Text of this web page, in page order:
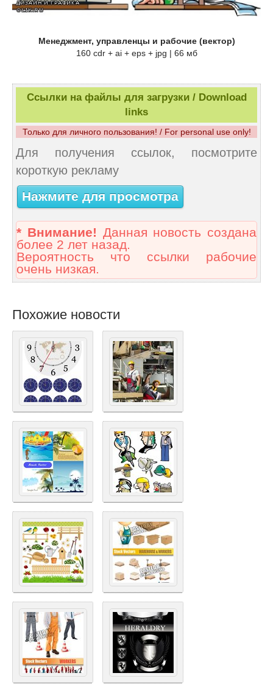
Менеджмент, управленцы и рабочие (вектор)
160 cdr + ai + eps + jpg | 66 мб
Ссылки на файлы для загрузки / Download
links
Только для личного пользования! / For personal use only!
Для получения ссылок, посмотрите
короткую рекламу
Нажмите для просмотра
* Внимание! Данная новость создана
более 2 лет назад.
Вероятность что ссылки рабочие
очень низкая.
Похожие новости